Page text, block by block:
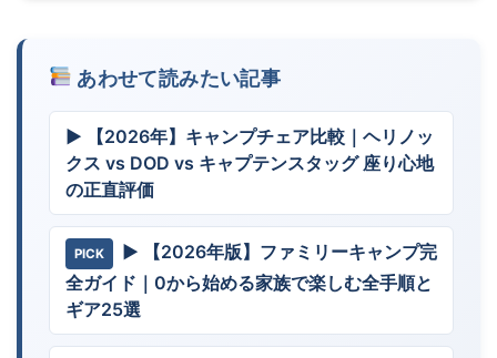
あわせて読みたい記事
▶ 【2026年】キャンプチェア比較｜ヘリノッ
クス vs DOD vs キャプテンスタッグ 座り心地
の正直評価
PICK
▶ 【2026年版】ファミリーキャンプ完
全ガイド｜0から始める家族で楽しむ全手順と
ギア25選